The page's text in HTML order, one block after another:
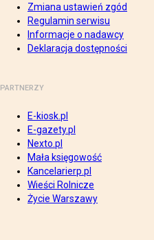
Zmiana ustawień zgód
Regulamin serwisu
Informacje o nadawcy
Deklaracja dostępności
PARTNERZY
E-kiosk.pl
E-gazety.pl
Nexto.pl
Mała księgowość
Kancelarierp.pl
Wieści Rolnicze
Życie Warszawy